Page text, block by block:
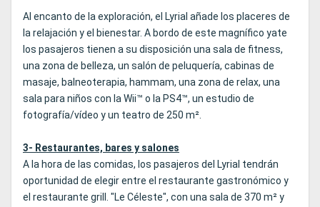
Al encanto de la exploración, el Lyrial añade los placeres de
la relajación y el bienestar. A bordo de este magnífico yate
los pasajeros tienen a su disposición una sala de fitness,
una zona de belleza, un salón de peluquería, cabinas de
masaje, balneoterapia, hammam, una zona de relax, una
sala para niños con la Wii™ o la PS4™, un estudio de
fotografía/vídeo y un teatro de 250 m².
3- Restaurantes, bares y salones
A la hora de las comidas, los pasajeros del Lyrial tendrán
oportunidad de elegir entre el restaurante gastronómico y
el restaurante grill. "Le Céleste", con una sala de 370 m² y